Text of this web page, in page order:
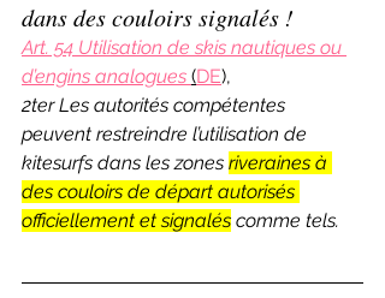
dans des couloirs signalés !
Art. 54 Utilisation de skis nautiques ou
d’engins analogues (DE),
2ter Les autorités compétentes
peuvent restreindre l’utilisation de
kitesurfs dans les zones riveraines à
des couloirs de départ autorisés
officiellement et signalés comme tels.